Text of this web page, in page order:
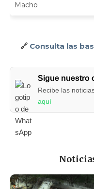
Macho
🔗 Consulta las
Sigue nuestro
Recibe las
aquí